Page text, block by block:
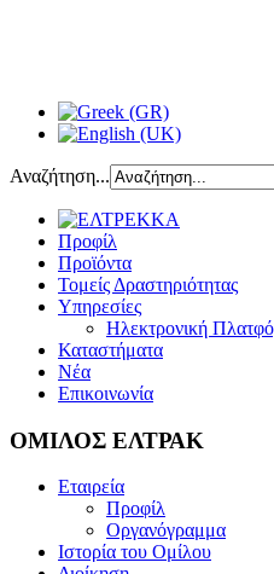
Αναζήτηση...
Προφίλ
Προϊόντα
Τομείς Δραστηριότητας
Υπηρεσίες
Ηλεκτρονική
Καταστήματα
Νέα
Επικοινωνία
ΟΜΙΛΟΣ ΕΛΤΡΑΚ
Εταιρεία
Προφίλ
Οργανόγραμμα
Ιστορία του Ομίλου